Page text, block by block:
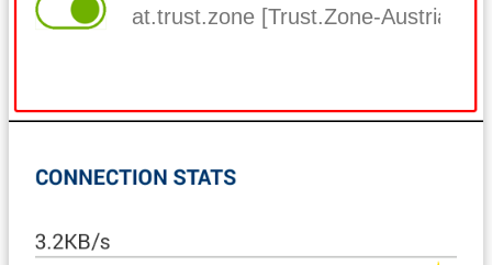
at.trust.zone [Trust.Zone-Austria]